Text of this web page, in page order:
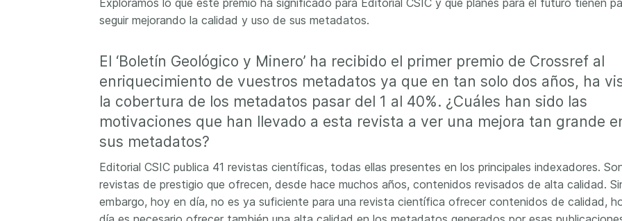
the decisions being made will
open scholarly infrastructure—
now on behalf of 25,000
members in 167 countries—
Crossref has an informed
perspective on what those
decisions should ideally rest on.
our’s first position paper:
Persistent identifiers in research
infrastructure policy: the need
for a holistic approach. You can
...Find out more
Research is rarely limited to a
contributing in various ways:
software development, data
analyses, methodology design,
and much more. Often, the same
person contributes in several of
part of that picture, but this is
changing with Schema 5.5.
...Find out more
metadata
work
is the key
start
our latest
improve
sharing
...Find out
Exploramos lo que este premio ha significado para Editorial CSIC y qué planes para el futuro tienen
seguir mejorando la calidad y uso de sus metadatos.
El ‘Boletín Geológico y Minero’ ha recibido el primer premio de Crossref al
enriquecimiento de vuestros metadatos ya que en tan solo dos años, ha
la cobertura de los metadatos pasar del 1 al 40%. ¿Cuáles han sido las
motivaciones que han llevado a esta revista a ver una mejora tan grande
sus metadatos?
Editorial CSIC publica 41 revistas científicas, todas ellas presentes en los principales indexadores.
revistas de prestigio que ofrecen, desde hace muchos años, contenidos revisados de alta calidad.
embargo, hoy en día, no es ya suficiente para una revista científica ofrecer contenidos de calidad,